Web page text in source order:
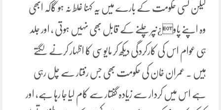
لیکن کسی حکومت کے بارے میں یہ کہنا غلط نہ ہو گاکہ ابھی
وہ اپنے پاو¿ںپر چلنے کے قابل بھی نہیں ہوتی ، اور جلد
ہی عوام اس کی کارکردگی دیکھ کر مایوسی کا اظہار کرنے لگتے
ہیں ۔ عمران خان کی حکومت بھی جس رفتار سے چل رہی
ہے اس میں کردار سے زیادہ گفتار سے کام لیا جا رہا ہے، اور